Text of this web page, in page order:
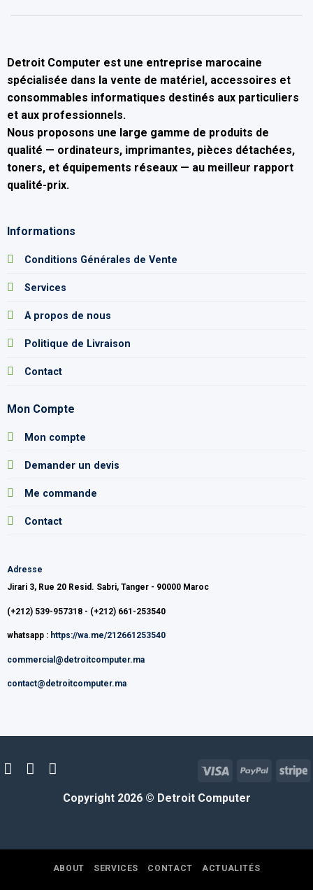
Detroit Computer est une entreprise marocaine
spécialisée dans la vente de matériel, accessoires et
consommables informatiques destinés aux particuliers
et aux professionnels.
Nous proposons une large gamme de produits de
qualité — ordinateurs, imprimantes, pièces détachées,
toners, et équipements réseaux — au meilleur rapport
qualité-prix.
Informations
Conditions Générales de Vente
Services
A propos de nous
Politique de Livraison
Contact
Mon Compte
Mon compte
Demander un devis
Me commande
Contact
Adresse
Jirari 3, Rue 20 Resid. Sabri, Tanger - 90000 Maroc
(+212) 539-957318 - (+212) 661-253540
whatsapp : https://wa.me/212661253540
commercial@detroitcomputer.ma
contact@detroitcomputer.ma
Copyright 2026 © Detroit Computer
Visa PayPal
ABOUT SERVICES CONTACT ACTUALITÉS